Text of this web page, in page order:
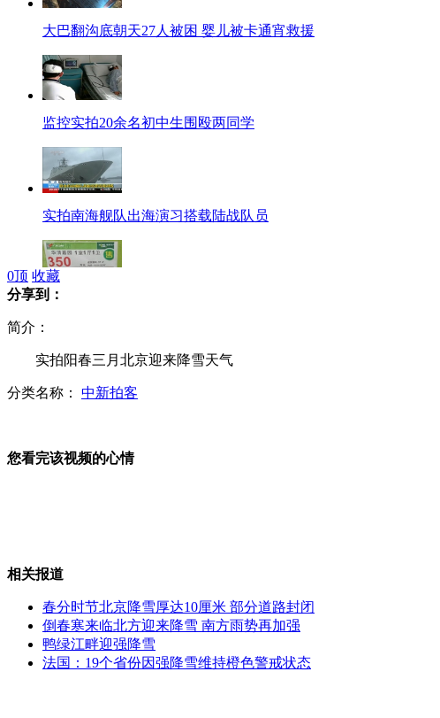
大巴翻沟底朝天27人被困 婴儿被卡通宵救援
监控实拍20余名初中生围殴两同学
实拍南海舰队出海演习搭载陆战队员
大叔地铁内为瞌睡阿姨撑伞挡风
车夫揽生意拼新意 三轮车装Wifi
黄渤微博曝一次性筷子遇水变黄
0顶 收藏
分享到：
简介：
实拍阳春三月北京迎来降雪天气
分类名称： 中新拍客
您看完该视频的心情
相关报道
春分时节北京降雪厚达10厘米 部分道路封闭
倒春寒来临北方迎来降雪 南方雨势再加强
鸭绿江畔迎强降雪
法国：19个省份因强降雪维持橙色警戒状态